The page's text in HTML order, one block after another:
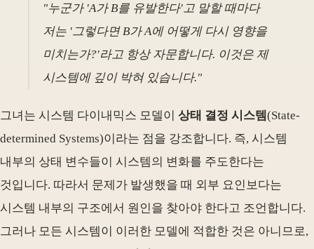
"누군가 'A가 B를 유발한다'고 말할 때마다
저는 '그렇다면 B가 A에 어떻게 다시 영향을
미치는가?'라고 항상 자문합니다. 이것은 제
시스템에 깊이 박혀 있습니다."
그녀는 시스템 다이내믹스 모델이 상태 결정 시스템(State-
determined Systems)이라는 점을 강조합니다. 즉, 시스템
내부의 상태 변수들이 시스템의 변화를 주도한다는
것입니다. 따라서 문제가 발생했을 때 외부 요인보다는
시스템 내부의 구조에서 원인을 찾아야 한다고 조언합니다.
그러나 모든 시스템이 이러한 모델에 적합한 것은 아니므로,